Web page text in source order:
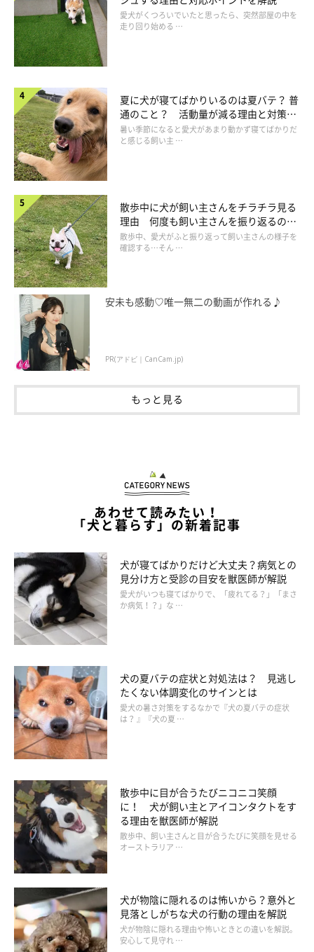
一過性のおう吐？ 病気のおう吐？ どう判
にして、異変がないか見守りましょう。
吐いたものに血や異物が混じっている、何度も吐く、吐いたあ
と具合が悪そうにしている、食事量が減っている、下痢をしてい
師に相談しましょう。動物病院に行くときには、吐いたものを持
っていくか、写真に撮って見せるようにします。
愛犬がくつろいでいたと思ったら、突然部屋の中を
走り回り始める …
夏に犬が寝てばかりいるのは夏バテ？ 普
通のこと？ 活動量が減る理由と対策と
は
暑い季節になると愛犬があまり動かず寝てばかりだ
と感じる飼い主 …
散歩中に犬が飼い主さんをチラチラ見る
理由 何度も飼い主さんを振り返るのは
なぜ？
散歩中、愛犬がふと振り返って飼い主さんの様子を
確認する…そん …
安未も感動♡唯一無二の動画が作れる♪
PR(アドビ｜CanCam.jp)
もっと見る
あわせて読みたい！
「犬と暮らす」の新着記事
犬が寝てばかりだけど大丈夫？病気との
見分け方と受診の目安を獣医師が解説
愛犬がいつも寝てばかりで、「疲れてる？」「まさ
か病気！？」な …
犬の夏バテの症状と対処法は？ 見逃し
たくない体調変化のサインとは
愛犬の暑さ対策をするなかで『犬の夏バテの症状
は？ 』『犬の夏 …
散歩中に目が合うたびニコニコ笑顔
に！ 犬が飼い主とアイコンタクトをす
る理由を獣医師が解説
散歩中、飼い主さんと目が合うたびに笑顔を見せる
オーストラリア …
犬が物陰に隠れるのは怖いから？意外と
見落としがちな犬の行動の理由を解説
犬が物陰に隠れる理由や怖いときとの違いを解説。
安心して見守れ …